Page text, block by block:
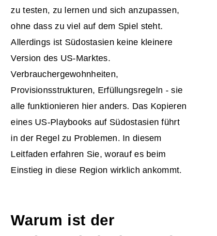
zu testen, zu lernen und sich anzupassen,
ohne dass zu viel auf dem Spiel steht.
Allerdings ist Südostasien keine kleinere
Version des US-Marktes.
Verbrauchergewohnheiten,
Provisionsstrukturen, Erfüllungsregeln - sie
alle funktionieren hier anders. Das Kopieren
eines US-Playbooks auf Südostasien führt
in der Regel zu Problemen. In diesem
Leitfaden erfahren Sie, worauf es beim
Einstieg in diese Region wirklich ankommt.
Warum ist der